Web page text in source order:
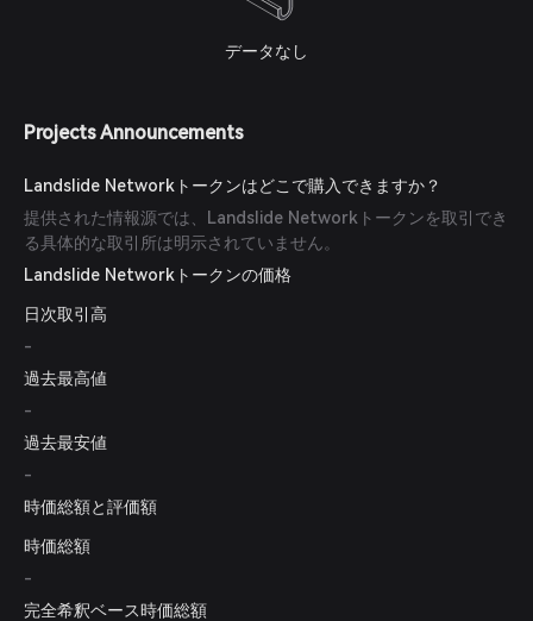
データなし
Projects Announcements
Landslide Networkトークンはどこで購入できますか？
提供された情報源では、Landslide Networkトークンを取引でき
る具体的な取引所は明示されていません。
Landslide Networkトークンの価格
日次取引高
-
過去最高値
-
過去最安値
-
時価総額と評価額
時価総額
-
完全希釈ベース時価総額